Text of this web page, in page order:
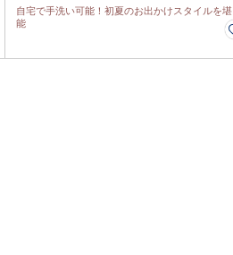
自宅で手洗い可能！初夏のお出かけスタイルを堪
能